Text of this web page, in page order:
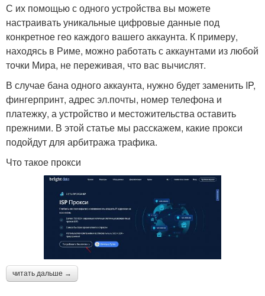
С их помощью с одного устройства вы можете
настраивать уникальные цифровые данные под
конкретное гео каждого вашего аккаунта. К примеру,
находясь в Риме, можно работать с аккаунтами из любой
точки Мира, не переживая, что вас вычислят.
В случае бана одного аккаунта, нужно будет заменить IP,
фингерпринт, адрес эл.почты, номер телефона и
платежку, а устройство и местожительства оставить
прежними. В этой статье мы расскажем, какие прокси
подойдут для арбитража трафика.
Что такое прокси
читать дальше →